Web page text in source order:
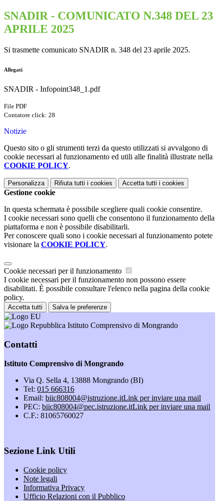
SNADIR - COMUNICATO N.348 DEL 23
APRILE 2025
Si trasmette comunicato SNADIR n. 348 del 23 aprile 2025.
Allegati
SNADIR - Infopoint348_1.pdf
File PDF
Contatore click: 28
Notizie
Questo sito o gli strumenti terzi da questo utilizzati si avvalgono di
cookie necessari al funzionamento ed utili alle finalità illustrate nella
COOKIE POLICY.
Personalizza Rifiuta tutti i cookies Accetta tutti i cookies
Gestione cookie
In questa schermata è possibile scegliere quali cookie consentire.
I cookie necessari sono quelli che consentono il funzionamento della
piattaforma e non è possibile disabilitarli.
Per conoscere quali sono i cookie necessari al funzionamento potete
visionare la COOKIE POLICY.
Cookie necessari per il funzionamento
I cookie necessari per il funzionamento non possono essere
disabilitati. È possibile consultare l'elenco nella pagina della cookie
policy.
Accetta tutti Salva le preferenze
Istituto Comprensivo di Mongrando
Contatti
Istituto Comprensivo di Mongrando
Via Q. Sella 4, 13888 Mongrando (BI)
Tel: 015 666316
Email: biic808004@istruzione.itLink per inviare una mail
PEC: biic808004@pec.istruzione.itLink per inviare una mail
C.F.: 81065760027
Sezione Link Utili
Cookie policy
Note legali
Informativa Privacy
Ufficio Relazioni con il Pubblico